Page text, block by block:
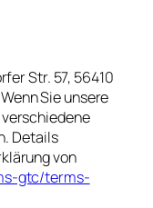
Str. 57, 56410
Sie unsere
Details
von
gtc/terms-